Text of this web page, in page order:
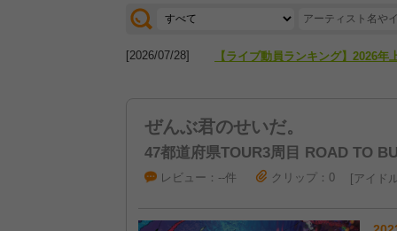
[2026/04/27] 【フェス特集2026】フェス情報は
[2026/07/28] 【ライブ動員ランキング】2026年
[2026/07/28] 【ライブ動員ランキング】2026年
ぜんぶ君のせいだ。
47都道府県TOUR3周目 ROAD TO
レビュー：--件 クリップ：0 アイド